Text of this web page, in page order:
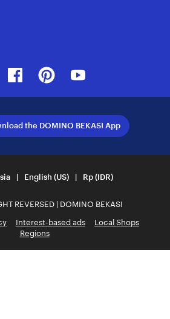
FacebookPinterest
the DOMINO BEKASI App
| English (US) | Rp (IDR)
REVERSED | DOMINO BEKASI
Interest-based ads
Local Shops
Regions